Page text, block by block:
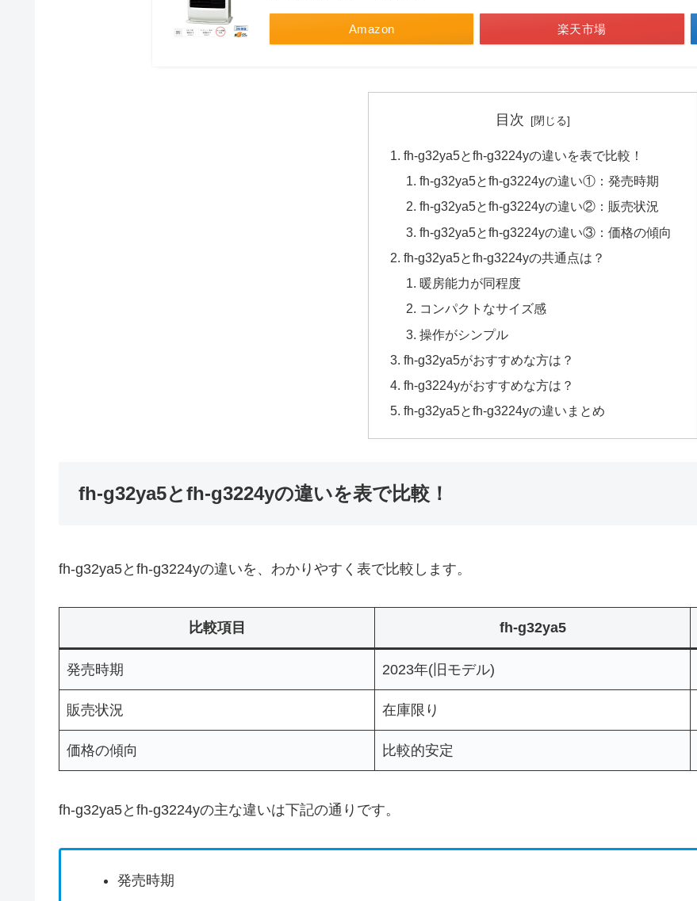
Amazon 楽天市場
目次
fh-g32ya5とfh-g3224yの違いを表で比較！
fh-g32ya5とfh-g3224yの違い①：発売時期
fh-g32ya5とfh-g3224yの違い②：販売状況
fh-g32ya5とfh-g3224yの違い③：価格の傾向
fh-g32ya5とfh-g3224yの共通点は？
暖房能力が同程度
コンパクトなサイズ感
操作がシンプル
fh-g32ya5がおすすめな方は？
fh-g3224yがおすすめな方は？
fh-g32ya5とfh-g3224yの違いまとめ
fh-g32ya5とfh-g3224yの違いを表で比較！
fh-g32ya5とfh-g3224yの違いを、わかりやすく表で比較します。
比較項目 fh-g32ya5
発売時期 2023年(旧モデル)
販売状況 在庫限り
価格の傾向 比較的安定
fh-g32ya5とfh-g3224yの主な違いは下記の通りです。
発売時期